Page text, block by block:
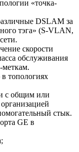
«точка-
DSLAM за
тэга» (S-VLAN,
скорости
обслуживания
топологиях
с общим или
стык.
GE в